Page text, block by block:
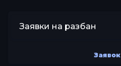
Заявки на разбан